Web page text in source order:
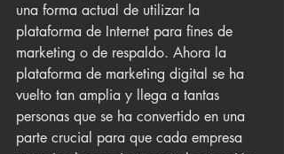
una forma actual de utilizar la
plataforma de Internet para fines de
marketing o de respaldo. Ahora la
plataforma de marketing digital se ha
vuelto tan amplia y llega a tantas
personas que se ha convertido en una
parte crucial para que cada empresa